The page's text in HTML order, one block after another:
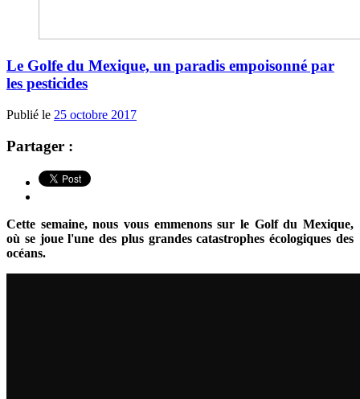
Le Golfe du Mexique, un paradis empoisonné par
les pesticides
Publié le 25 octobre 2017
Partager :
Cette semaine, nous vous emmenons sur le Golf du Mexique,
où se joue l'une des plus grandes catastrophes écologiques des
océans.